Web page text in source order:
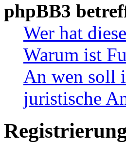
phpBB3
Wer hat
Warum ist
An wen soll
juristische